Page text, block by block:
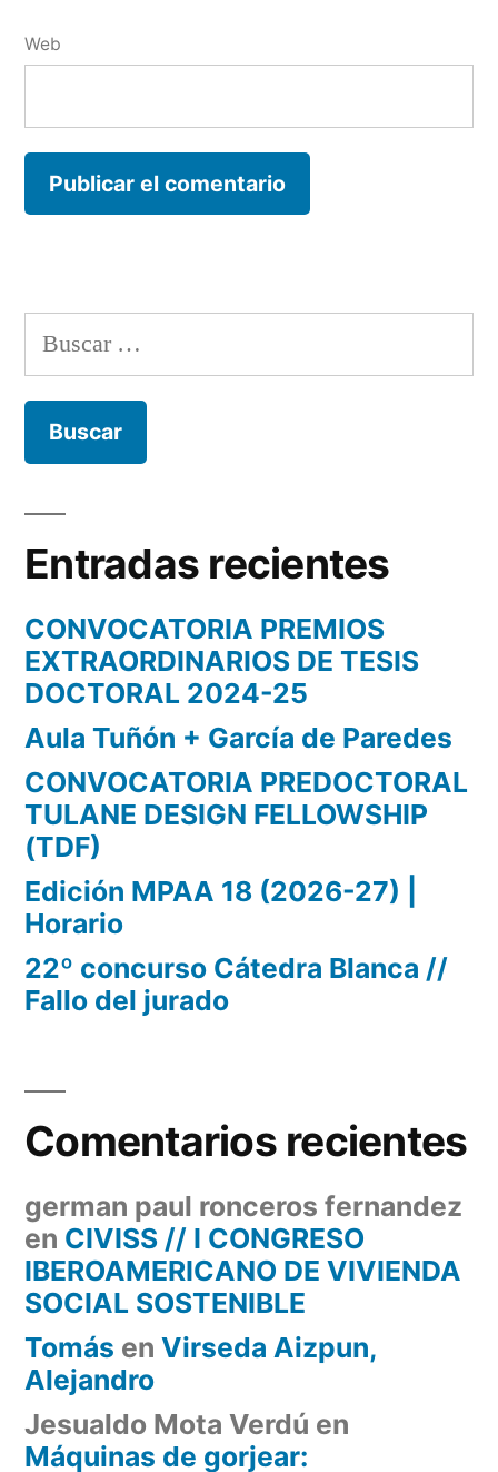
Web
Buscar:
Entradas recientes
CONVOCATORIA PREMIOS
EXTRAORDINARIOS DE TESIS
DOCTORAL 2024-25
Aula Tuñón + García de Paredes
CONVOCATORIA PREDOCTORAL
TULANE DESIGN FELLOWSHIP
(TDF)
Edición MPAA 18 (2026-27) |
Horario
22º concurso Cátedra Blanca //
Fallo del jurado
Comentarios recientes
german paul ronceros fernandez
en CIVISS // I CONGRESO
IBEROAMERICANO DE VIVIENDA
SOCIAL SOSTENIBLE
Tomás en Virseda Aizpun,
Alejandro
Jesualdo Mota Verdú en
Máquinas de gorjear: